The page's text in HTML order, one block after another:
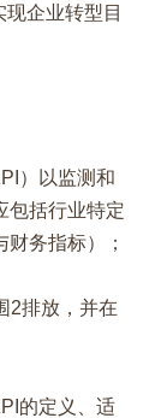
企业转型目
）以监测和
包括行业特定
务指标）；
2排放，并在
的定义、适